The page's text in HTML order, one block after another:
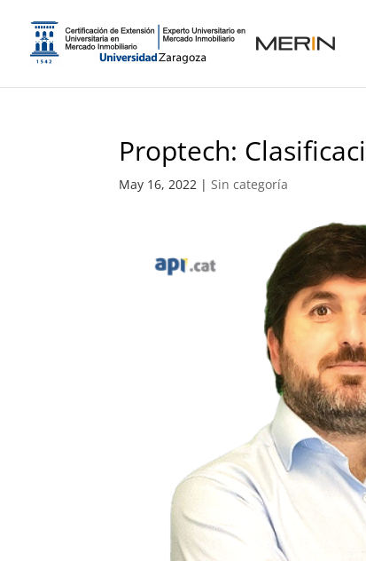
Proptech:
May 16, 2022 |Sin categoría